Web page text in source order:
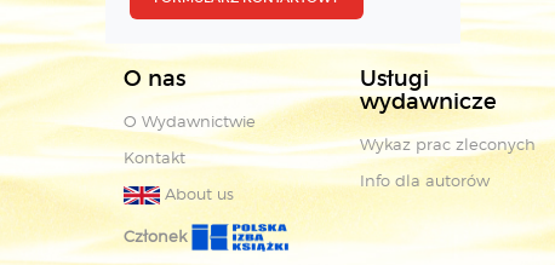
O nas
O Wydawnictwie
Kontakt
About us
Członek
Usługi
wydawnicze
Wykaz prac zleconych
Info dla autorów